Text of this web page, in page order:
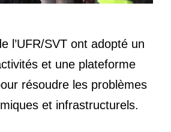
l’UFR/SVT ont adopté un
et une plateforme
résoudre les problèmes
et infrastructurels.